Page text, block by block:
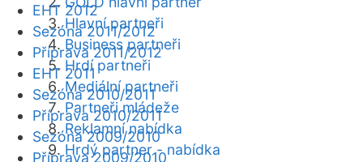
Hlavní partneři
Business partneři
Hrdí partneři
Mediální partneři
Partneři mládeže
Reklamní nabídka
Hrdý partner - nabídka
EHT 2012
Sezóna 2011/2012
Příprava 2011/2012
EHT 2011
Sezóna 2010/2011
Příprava 2010/2011
Sezóna 2009/2010
Příprava 2009/2010